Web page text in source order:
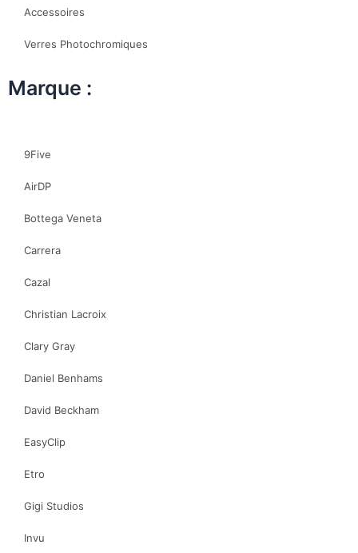
Accessoires
Verres Photochromiques
Marque :
9Five
AirDP
Bottega Veneta
Carrera
Cazal
Christian Lacroix
Clary Gray
Daniel Benhams
David Beckham
EasyClip
Etro
Gigi Studios
Invu